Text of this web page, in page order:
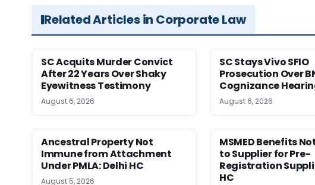
Related Articles in Corporate Law
SC Acquits Murder Convict
After 22 Years Over Shaky
Eyewitness Testimony
August 6, 2026
SC Stays Vivo SFIO
Prosecution Over
Cognizance
August 6, 2026
Ancestral Property Not
Immune from Attachment
Under PMLA: Delhi HC
August 5, 2026
MSMED Benefits
to Supplier for Pre-
Registration
HC